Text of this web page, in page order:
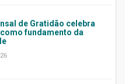
de Gratidão celebra
fundamento da